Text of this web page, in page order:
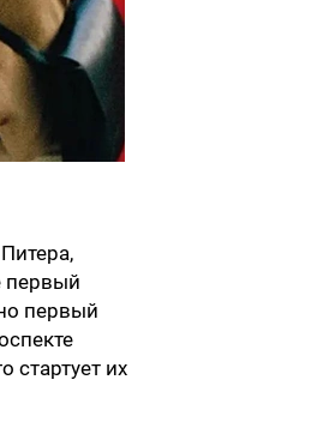
первый
первый
стартует их